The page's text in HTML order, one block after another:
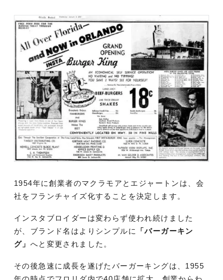
1954年に創業者のマクラモアとエジャートンは、会
社をフランチャイズ化することを決定します。
インスタブロイダーは変わらず使われ続けました
が、ブランド名はよりシンプルに
「バーガーキン
グ」 へと変更されました。
その後急速に成長を遂げたバーガーキングは、1955